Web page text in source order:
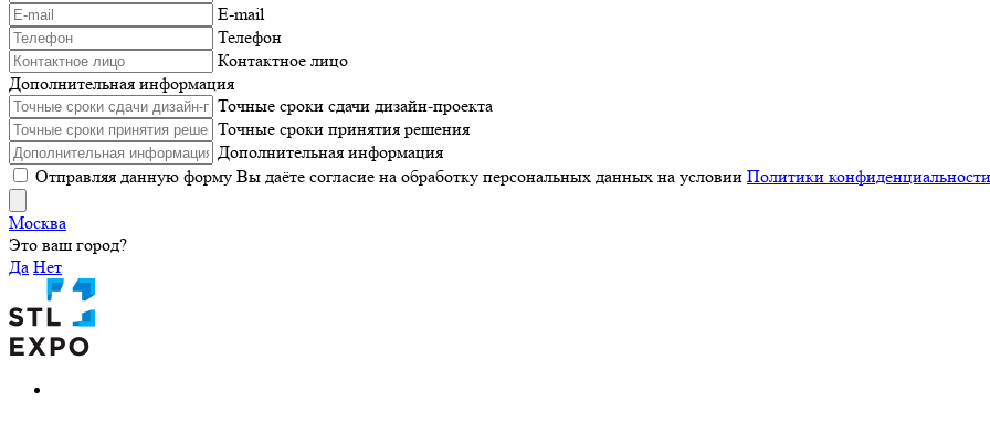
E-mail
Телефон
Контактное лицо
Дополнительная информация
Точные сроки сдачи дизайн-проекта
Точные сроки принятия решения
Дополнительная информация
Отправляя данную форму Вы даёте согласие на обработку персональных данных на условии Политики конфиденциальности
Москва
Это ваш город?
Да Нет